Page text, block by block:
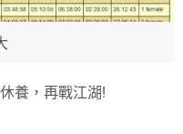
養，再戰江湖!